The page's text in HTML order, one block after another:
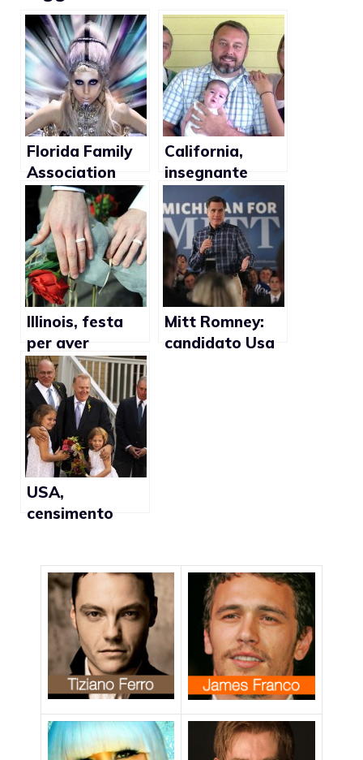
Florida Family
Association
contro Born
This Way
Foundation per
produzione di
astucci per
trasformare i
giovani in gay
California,
insegnante
licenziato
perché gay
Illinois, festa
per aver
raggiunto 5.000
unioni civili gay
Mitt Romney:
candidato Usa
USA,
censimento
cresciuti da
coppie
omosessuali